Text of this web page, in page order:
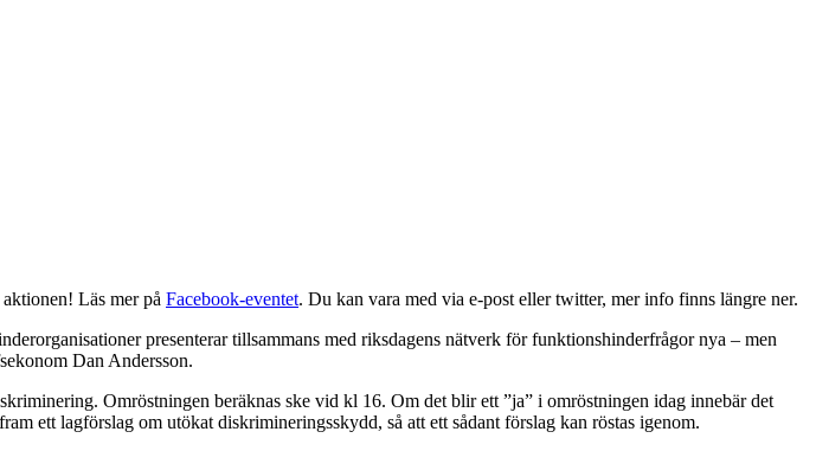
Läs mer på Facebook-eventet. Du kan vara med via e-post eller twitter, mer info finns längre ner.
presenterar tillsammans med riksdagens nätverk för funktionshinderfrågor nya – men
Dan Andersson.
Omröstningen beräknas ske vid kl 16. Om det blir ett ”ja” i omröstningen idag innebär det
ett lagförslag om utökat diskrimineringsskydd, så att ett sådant förslag kan röstas igenom.